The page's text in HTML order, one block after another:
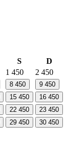
S
D
1 450 2 450
8 450 9 450
15 450 16 450
22 450 23 450
29 450 30 450